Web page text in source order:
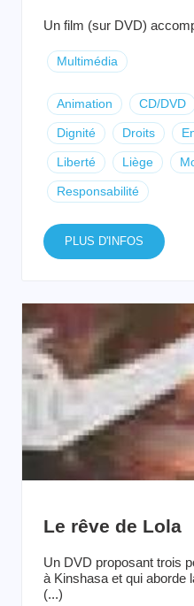
Un film (sur DVD)
Multimédia
Animation CD/DVD
Dignité Droits
Liberté Liège
Responsabilité
PLUS D'INFOS
Le rêve de Lola
Un DVD proposant trois
à Kinshasa et qui aborde
(...)